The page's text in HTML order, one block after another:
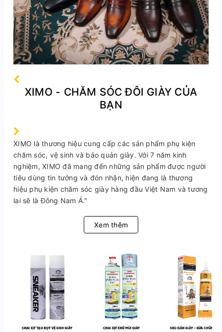
XIMO - CHĂM SÓC ĐÔI GIÀY CỦA
BẠN
XIMO là thương hiệu cung cấp các sản phẩm phụ kiện
chăm sóc, vệ sinh và bảo quản giày. Với 7 năm kinh
nghiệm, XIMO đã mang đến những sản phẩm được người
tiêu dùng tin tưởng và đón nhận, hiện đang là thương
hiệu phụ kiện chăm sóc giày hàng đầu Việt Nam và tương
lai sẽ là Đông Nam Á."
Xem thêm